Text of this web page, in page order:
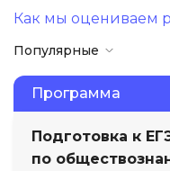
Как мы оцениваем
Популярные
Программа
Подготовка к
по
Аналитика
Менеджмент
Иностранные